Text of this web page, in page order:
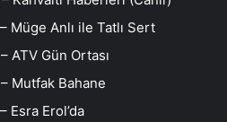
Müge Anlı ile Tatlı Sert
ATV Gün Ortası
Mutfak Bahane
Esra Erol’da